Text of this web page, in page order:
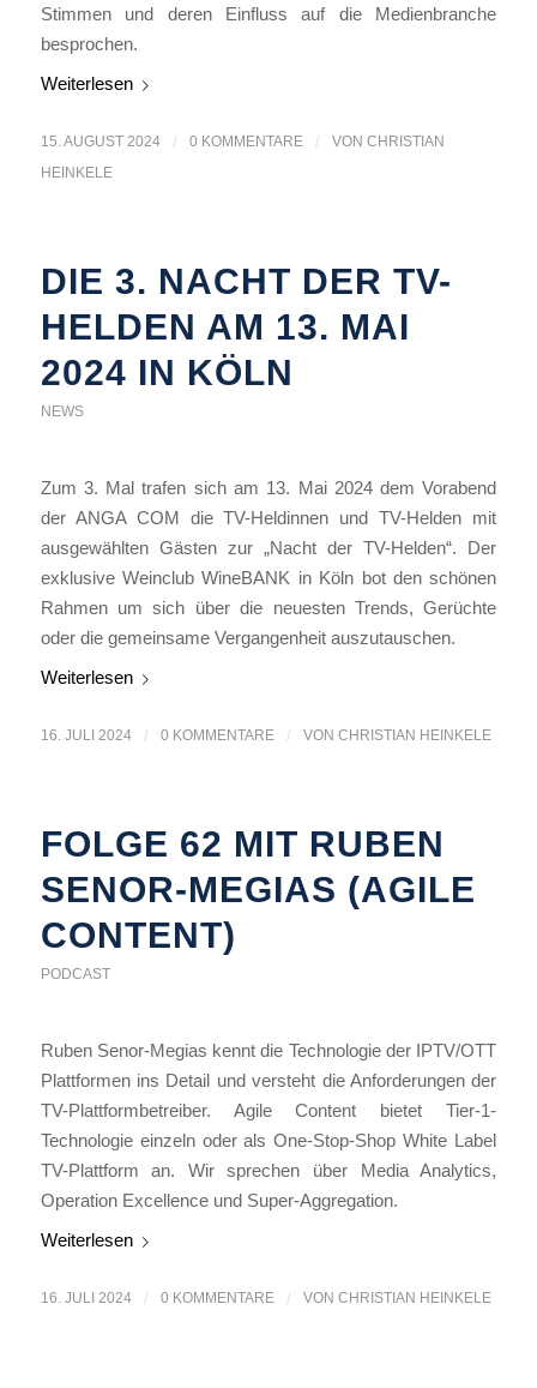
Stimmen und deren Einfluss auf die Medienbranche
besprochen.
Weiterlesen
15. AUGUST 2024 / 0 KOMMENTARE / VON CHRISTIAN
HEINKELE
DIE 3. NACHT DER TV-
HELDEN AM 13. MAI
2024 IN KÖLN
NEWS
Zum 3. Mal trafen sich am 13. Mai 2024 dem Vorabend
der ANGA COM die TV-Heldinnen und TV-Helden mit
ausgewählten Gästen zur „Nacht der TV-Helden“. Der
exklusive Weinclub WineBANK in Köln bot den schönen
Rahmen um sich über die neuesten Trends, Gerüchte
oder die gemeinsame Vergangenheit auszutauschen.
Weiterlesen
16. JULI 2024 / 0 KOMMENTARE / VON CHRISTIAN HEINKELE
FOLGE 62 MIT RUBEN
SENOR-MEGIAS (AGILE
CONTENT)
PODCAST
Ruben Senor-Megias kennt die Technologie der IPTV/OTT
Plattformen ins Detail und versteht die Anforderungen der
TV-Plattformbetreiber. Agile Content bietet Tier-1-
Technologie einzeln oder als One-Stop-Shop White Label
TV-Plattform an. Wir sprechen über Media Analytics,
Operation Excellence und Super-Aggregation.
Weiterlesen
16. JULI 2024 / 0 KOMMENTARE / VON CHRISTIAN HEINKELE